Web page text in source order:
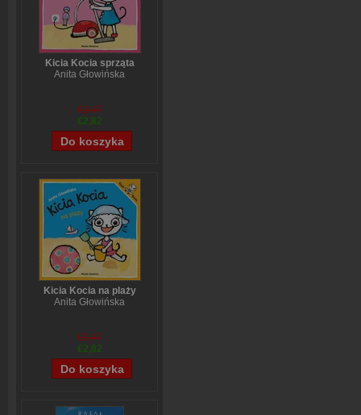
Kicia Kocia sprząta
Anita Głowińska
€3,47
€2,82
Kicia Kocia na plaży
Anita Głowińska
€3,47
€2,82